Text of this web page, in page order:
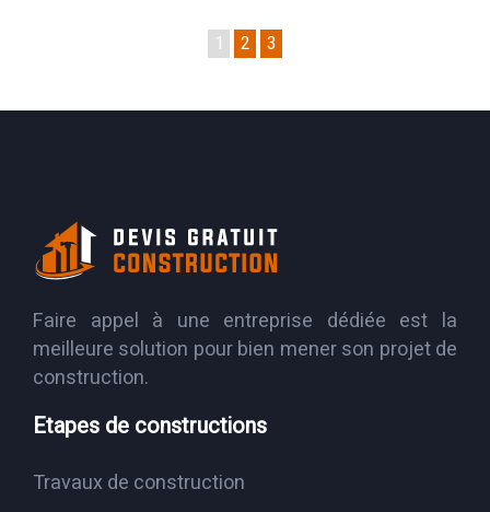
1 2 3
Faire appel à une entreprise dédiée est la
meilleure solution pour bien mener son projet de
construction.
Etapes de constructions
Travaux de construction